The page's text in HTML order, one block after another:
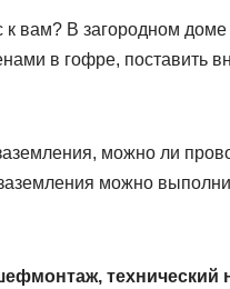
к вам? В загородном
в гофре, поставить
можно ли
можно
технический